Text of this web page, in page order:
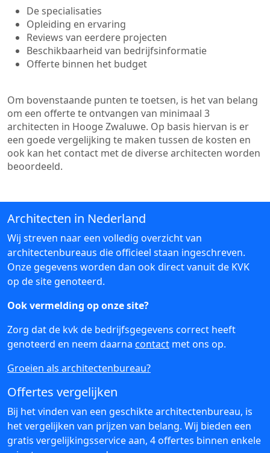
De specialisaties
Opleiding en ervaring
Reviews van eerdere projecten
Beschikbaarheid van bedrijfsinformatie
Offerte binnen het budget
Om bovenstaande punten te toetsen, is het van belang
om een offerte te ontvangen van minimaal 3
architecten in Hooge Zwaluwe. Op basis hiervan is er
een goede vergelijking te maken tussen de kosten en
ook kan het contact met de diverse architecten worden
beoordeeld.
Architecten in Nederland
Wij streven naar een volledig overzicht van
architectenbureaus die officieel staan ingeschreven.
Onze gegevens worden dan ook direct vanuit de KVK
op de site genoteerd.
Ook vermelding op onze site?
Zorg dat de kvk de bedrijfsgegevens correct heeft
genoteerd en neem daarna contact met ons op.
Groeien als architectenbureau?
Offertes vergelijken
Bij het vinden van een geschikte architectenbureau, is
het vergelijken van prijzen van belang. Wij bieden een
gratis vergelijkingsservice aan, 4 offertes binnen enkele